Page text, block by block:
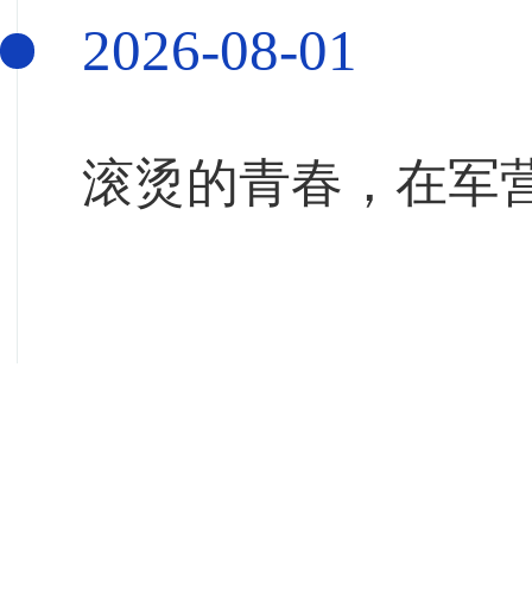
滚烫的青春，在军
2026-08-01